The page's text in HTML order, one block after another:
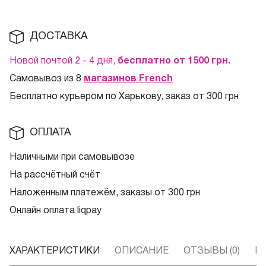
ДОСТАВКА
Новой почтой 2 - 4 дня, бесплатно от 1500 грн.
Самовывоз из 8 магазинов French
Бесплатно курьером по Харькову, заказ от 300 грн
ОПЛАТА
Наличными при самовывозе
На рассчётный счёт
Наложенным платежём, заказы от 300 грн
Онлайн оплата liqpay
ХАРАКТЕРИСТИКИ ОПИСАНИЕ ОТЗЫВЫ (0)